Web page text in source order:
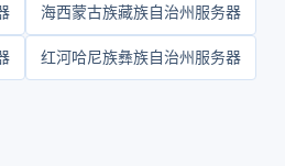
海西蒙古族藏族自治州服务器
红河哈尼族彝族自治州服务器